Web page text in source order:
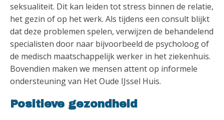
seksualiteit. Dit kan leiden tot stress binnen de relatie,
het gezin of op het werk. Als tijdens een consult blijkt
dat deze problemen spelen, verwijzen de behandelend
specialisten door naar bijvoorbeeld de psycholoog of
de medisch maatschappelijk werker in het ziekenhuis.
Bovendien maken we mensen attent op informele
ondersteuning van Het Oude IJssel Huis.
Positieve gezondheid